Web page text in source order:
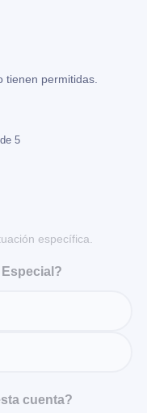
tienen permitidas.
de 5
específica.
cuenta?